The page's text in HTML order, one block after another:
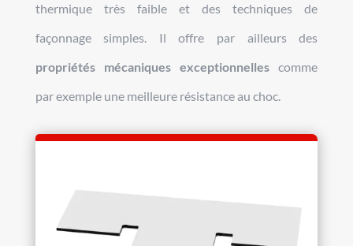
thermique très faible et des techniques de
façonnage simples. Il offre par ailleurs des
propriétés mécaniques exceptionnelles comme
par exemple une meilleure résistance au choc.